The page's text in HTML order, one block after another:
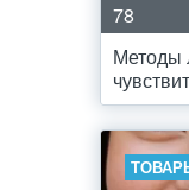
78
Методы